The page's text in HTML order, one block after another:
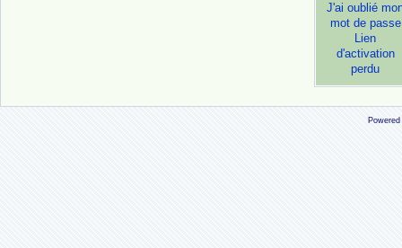
J'ai oublié
mot de passe
Lien
d'activation
perdu